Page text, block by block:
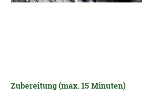
Zubereitung (max. 15 Minuten)